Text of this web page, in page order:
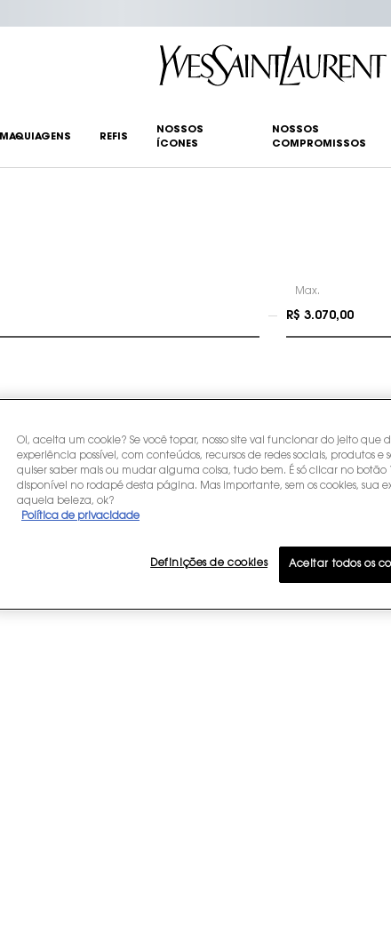
MAQUIAGENS REFIS
NOSSOS
ÍCONES
NOSSOS
COMPROMISSOS
Max.
Oi, aceita um cookie? Se você topar, nosso site vai funcionar do jeito que
experiência possível, com conteúdos, recursos de redes sociais, produtos e
quiser saber mais ou mudar alguma coisa, tudo bem. É só clicar no botão
disponível no rodapé desta página. Mas importante, sem os cookies, sua
aquela beleza, ok?
Política de privacidade
Definições de cookies Aceitar todos os